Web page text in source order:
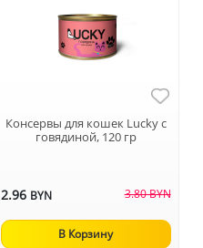
Консервы для кошек Lucky с
говядиной, 120 гр
2.96 BYN 3.80 BYN
В Корзину